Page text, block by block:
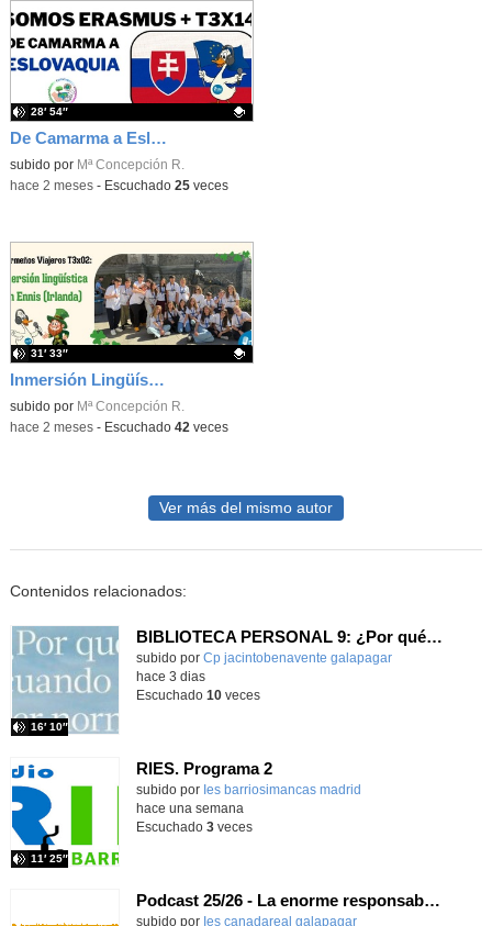
De Camarma a Eslovaquia - Somos Erasmus+ T3X14 - Onda Lorca
Contenido educativo.
subido por Mª Concepción R.
28′ 54″
-hace 2 meses- Escuchado 25veces
Inmersión Lingüística en Ennis (Irlanda) - Camarmeños Viajeros T3X02 - Onda Lorca
Contenido educativo.
subido por Mª Concepción R.
31′ 33″
-hace 2 meses- Escuchado 42veces
Ver más del mismo autor
Contenidos relacionados:
BIBLIOTECA PERSONAL 9: ¿Por qué ser feliz cuando puedes ser normal?
Contenido educativo.
subido por Cp jacintobenavente galapagar
16′ 10″
-
hace 3 dias
Escuchado 10veces
RIES. Programa 2
Contenido educativo.
subido por Ies barriosimancas madrid
11′ 25″
hace una semana
Escuchado 3veces
Podcast 25/26 - La enorme responsabilidad de ser juez
subido por Ies canadareal galapagar-